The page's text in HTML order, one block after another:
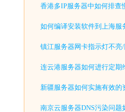
香港多IP服务器中如何排查
如何编译安装软件到上海服
镇江服务器网卡指示灯不亮
连云港服务器如何进行定期
新疆服务器如何实施有效的
南京云服务器DNS污染问题